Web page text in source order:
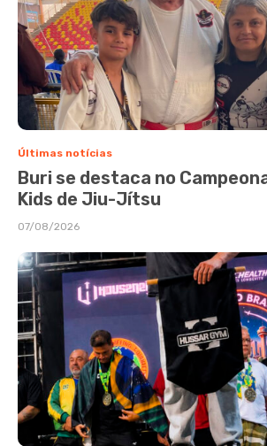
Últimas notícias
Buri se destaca no
Kids de Jiu-Jítsu
07/08/2026